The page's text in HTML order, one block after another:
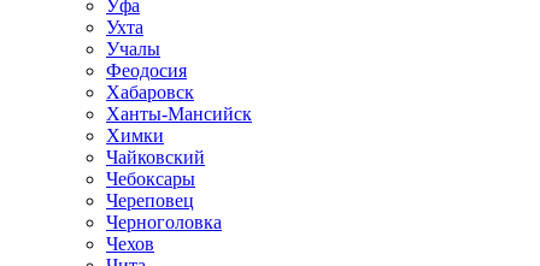
Уфа
Ухта
Учалы
Феодосия
Хабаровск
Ханты-Мансийск
Химки
Чайковский
Чебоксары
Череповец
Черноголовка
Чехов